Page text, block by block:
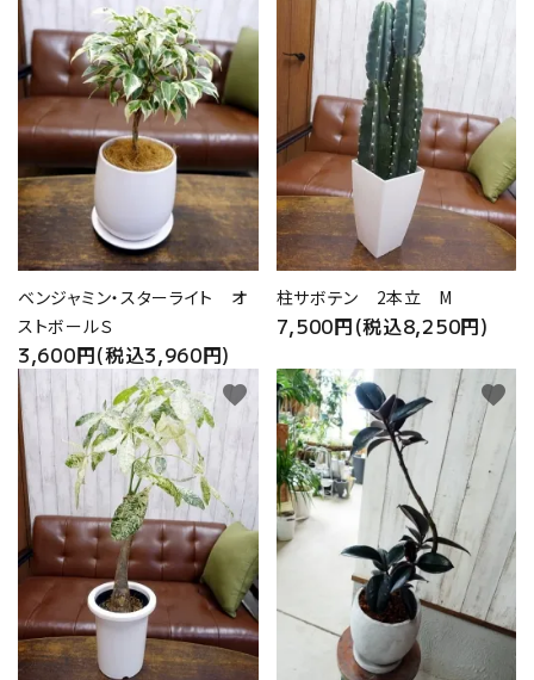
ベンジャミン・スターライト オ
ストボールＳ
3,600円(税込3,960円)
柱サボテン 2本立 M
7,500円(税込8,250円)
favorite favorite